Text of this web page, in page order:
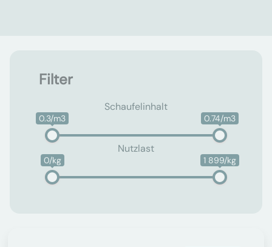
Filter
Schaufelinhalt
0.3/m3 0.74/m3
Nutzlast
0/kg 1 899/kg